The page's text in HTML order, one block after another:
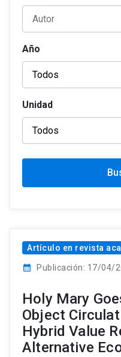
Año
Unidad
Artículo en revista
calendar_month Publicación: 17/04/
Holy Mary
Object
Hybrid Value
Alternative